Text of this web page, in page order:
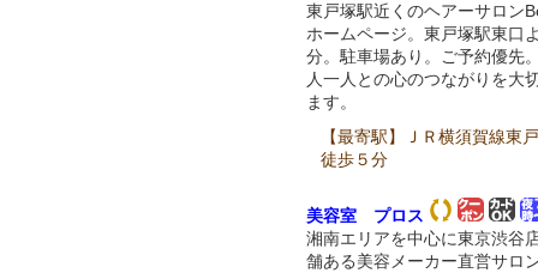
東戸塚駅近くのヘアーサロン
ホームページ。東戸塚駅東口
分。駐車場あり。ご予約優先
人一人との心のつながりを大
ます。
【最寄駅】ＪＲ横須賀線東
徒歩５分
美容室 プロス
湘南エリアを中心に東京渋谷
舗ある美容メーカー直営サロ